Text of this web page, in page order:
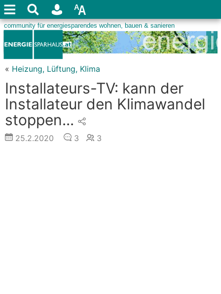
« Heizung, Lüftung, Klima
Installateurs-TV: kann der
Installateur den Klimawandel
stoppen...
25.2.2020 3 3